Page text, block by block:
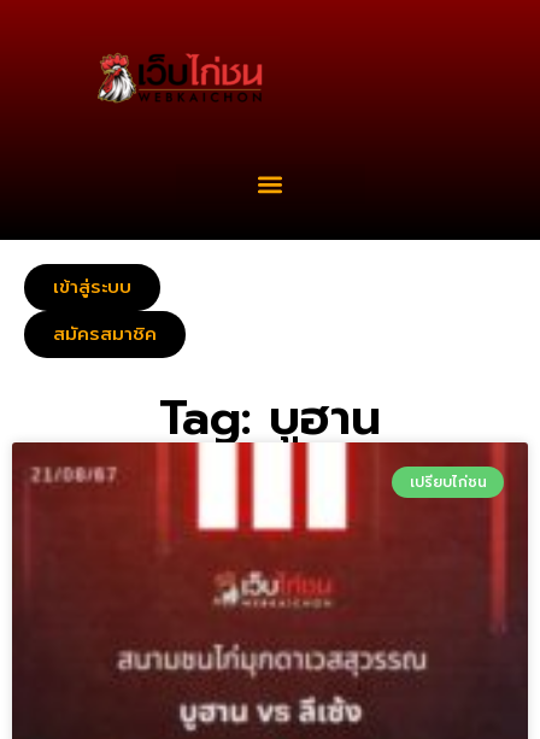
เข้าสู่ระบบ
สมัครสมาชิค
Tag: บูฮาน
เปรียบไก่ชน